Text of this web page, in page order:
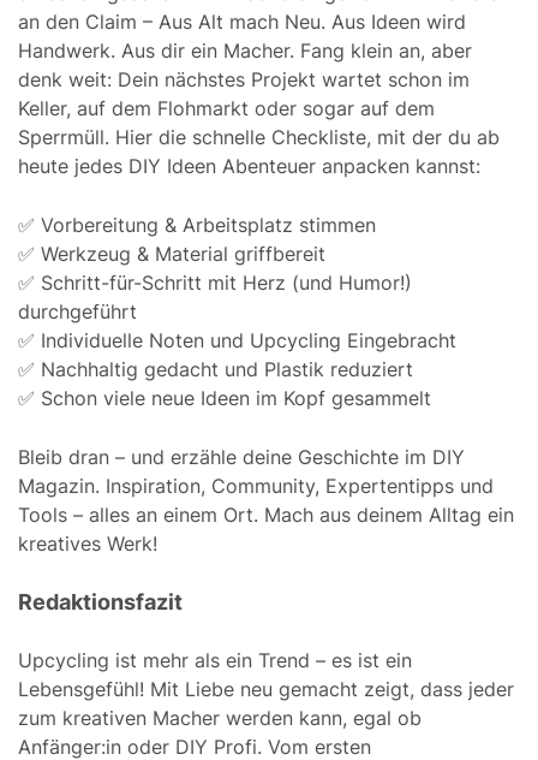
an den Claim – Aus Alt mach Neu. Aus Ideen wird
Handwerk. Aus dir ein Macher. Fang klein an, aber
denk weit: Dein nächstes Projekt wartet schon im
Keller, auf dem Flohmarkt oder sogar auf dem
Sperrmüll. Hier die schnelle Checkliste, mit der du ab
heute jedes DIY Ideen Abenteuer anpacken kannst:
✅ Vorbereitung & Arbeitsplatz stimmen
✅ Werkzeug & Material griffbereit
✅ Schritt-für-Schritt mit Herz (und Humor!)
durchgeführt
✅ Individuelle Noten und Upcycling Eingebracht
✅ Nachhaltig gedacht und Plastik reduziert
✅ Schon viele neue Ideen im Kopf gesammelt
Bleib dran – und erzähle deine Geschichte im DIY
Magazin. Inspiration, Community, Expertentipps und
Tools – alles an einem Ort. Mach aus deinem Alltag ein
kreatives Werk!
Redaktionsfazit
Upcycling ist mehr als ein Trend – es ist ein
Lebensgefühl! Mit Liebe neu gemacht zeigt, dass jeder
zum kreativen Macher werden kann, egal ob
Anfänger:in oder DIY Profi. Vom ersten